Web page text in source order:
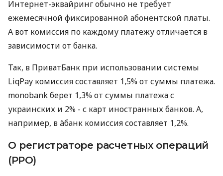
Интернет-эквайринг обычно не требует
ежемесячной фиксированной абонентской платы.
А вот комиссия по каждому платежу отличается в
зависимости от банка.
Так, в ПриватБанк при использовании системы
LiqPay комиссия составляет 1,5% от суммы платежа.
monobank берет 1,3% от суммы платежа с
украинских и 2% - с карт иностранных банков. А,
например, в àбанк комиссия составляет 1,2%.
О регистраторе расчетных операций
(РРО)